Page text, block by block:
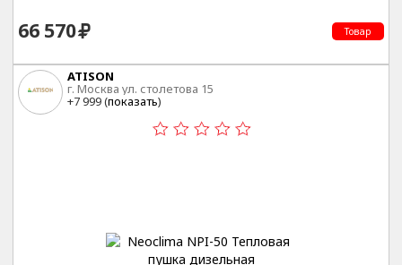
66 570 Товар
ATISON
г. Москва ул. столетова 15
+7 999 (показать)